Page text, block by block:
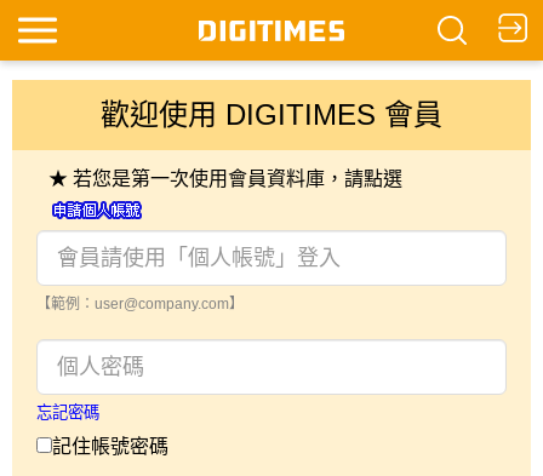
歡迎使用 DIGITIMES 會員
★ 若您是第一次使用會員資料庫，請點選
【範例：user@company.com】
忘記密碼
記住帳號密碼